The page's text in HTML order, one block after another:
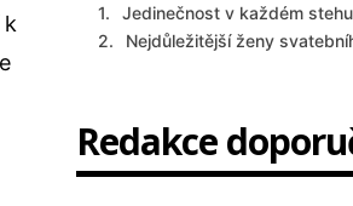
Jedinečnost v každém stehu
Nejdůležitější ženy
Redakce